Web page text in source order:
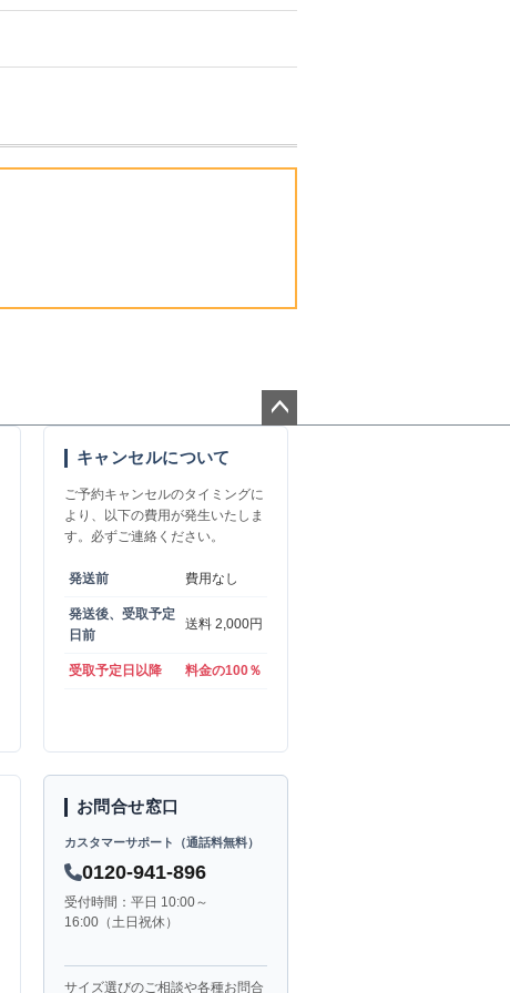
キャンセルについて
ご予約キャンセルのタイミングに
より、以下の費用が発生いたしま
す。必ずご連絡ください。
発送前 費用なし
発送後、受取予定
日前
送料 2,000円
受取予定日以降 料金の100％
お問合せ窓口
カスタマーサポート（通話料無料）
0120-941-896
受付時間：平日 10:00～
16:00（土日祝休）
サイズ選びのご相談や各種お問合